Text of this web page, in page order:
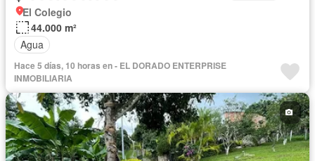
El Colegio
44.000 m²
Agua
Hace 5 días, 10 horas en - EL DORADO ENTERPRISE
INMOBILIARIA